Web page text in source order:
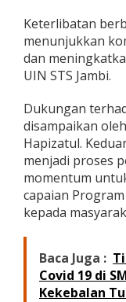
e
d
i
k
a
U
n
g
g
u
l
Keterlibatan
menunjukkan
dan
UIN STS Jambi.
Dukungan
disampaikan
Hapizatul.
menjadi proses
momentum
capaian
kepada
Baca Juga :
Covid 19 di
Kekebalan